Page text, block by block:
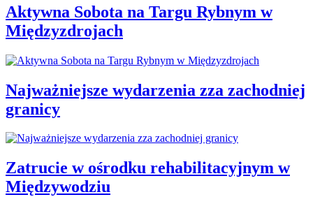
Aktywna Sobota na Targu Rybnym w
Międzyzdrojach
Najważniejsze wydarzenia zza zachodniej
granicy
Zatrucie w ośrodku rehabilitacyjnym w
Międzywodziu